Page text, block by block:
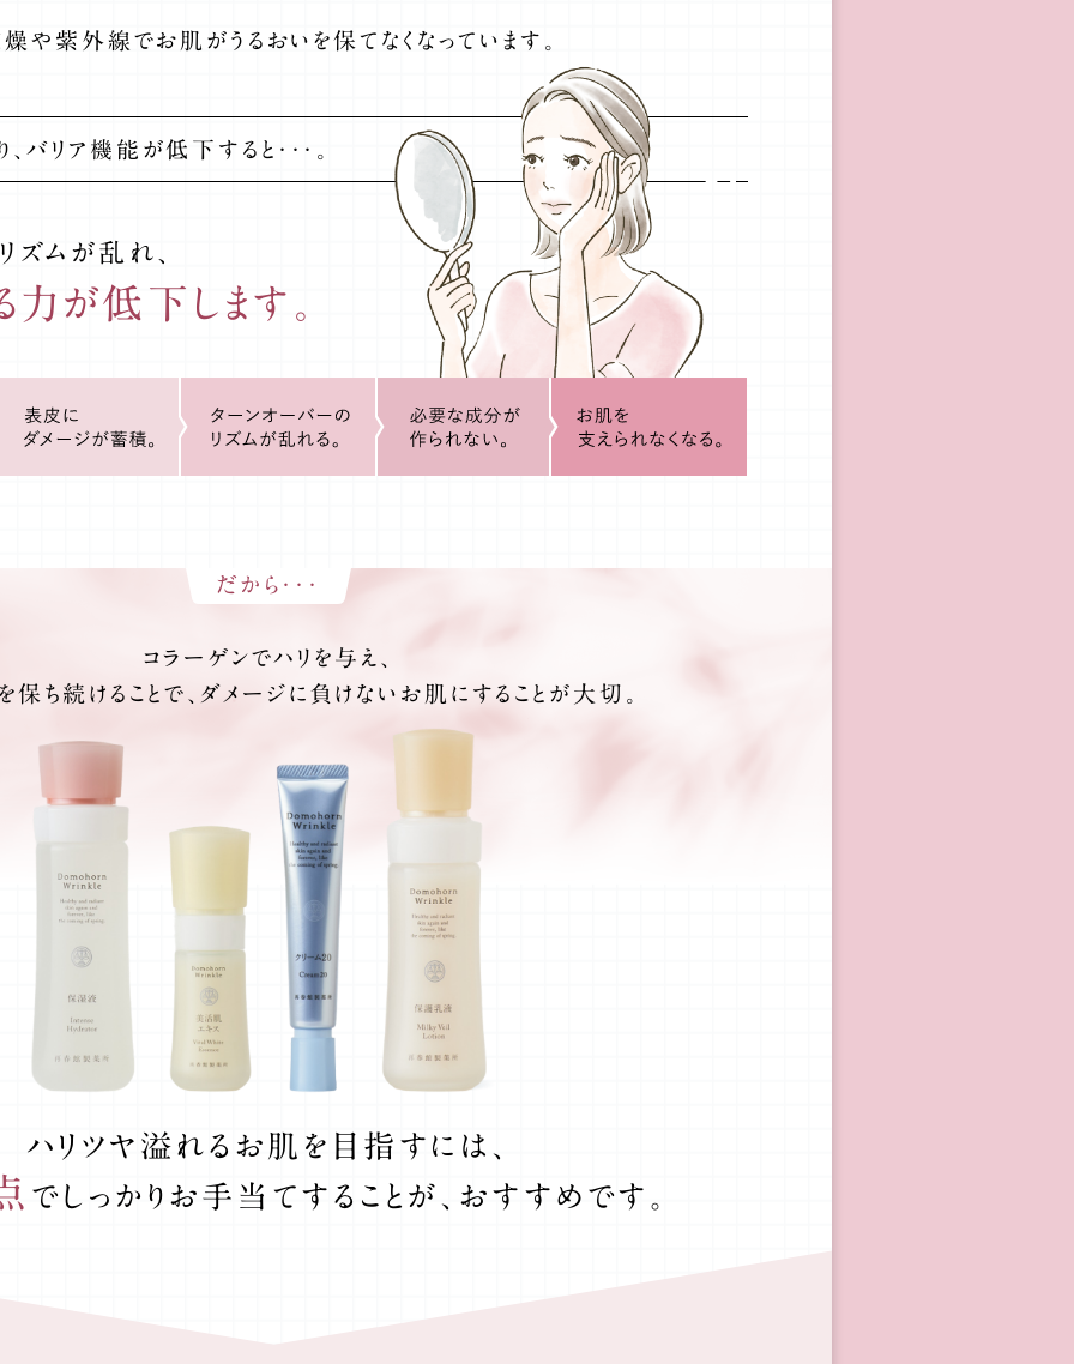
や紫外線でお肌がうるおいを保てなくなっています。
、バリア機能が低下すると・・・。
ズムが乱れ、
が低下します。
だから・・・
コラーゲンでハリを与え、
保ち続けることで、 ダメージに負けないお肌にすることが大切。
ハリツヤ溢れるお肌を目指すには、
でしっかりお手当てすることが、 おすすめです。